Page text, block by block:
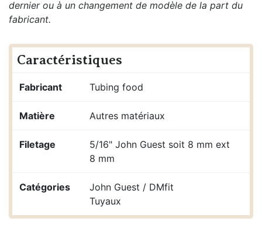
dernier ou à un changement de modèle de la part du
fabricant.
Caractéristiques
Fabricant Tubing food
Matière Autres matériaux
Filetage
5/16" John Guest soit 8 mm ext
8 mm
Catégories
John Guest / DMfit
Tuyaux